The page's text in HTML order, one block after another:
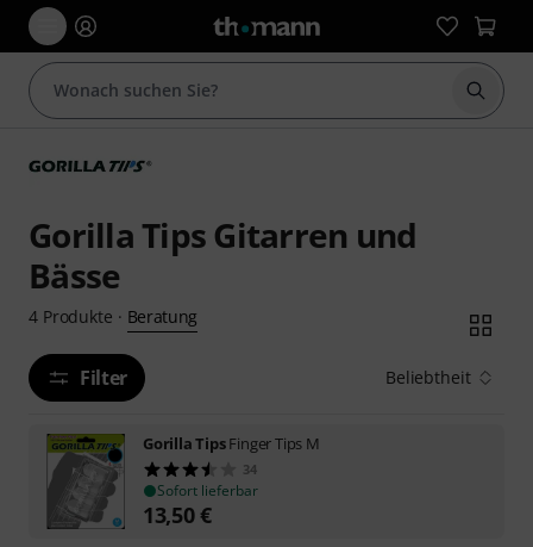
Suche
Gorilla Tips Gitarren und
Bässe
4 Produkte · Beratung
Filter Beliebtheit
Gorilla TipsFinger Tips M
34
Sofort lieferbar
13,50€